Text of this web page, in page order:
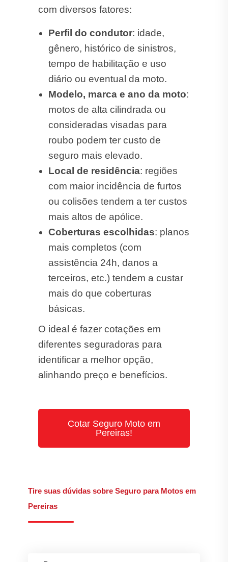
com diversos fatores:
Perfil do condutor: idade,
gênero, histórico de sinistros,
tempo de habilitação e uso
diário ou eventual da moto.
Modelo, marca e ano da moto:
motos de alta cilindrada ou
consideradas visadas para
roubo podem ter custo de
seguro mais elevado.
Local de residência: regiões
com maior incidência de furtos
ou colisões tendem a ter custos
mais altos de apólice.
Coberturas escolhidas: planos
mais completos (com
assistência 24h, danos a
terceiros, etc.) tendem a custar
mais do que coberturas
básicas.
O ideal é fazer cotações em
diferentes seguradoras para
identificar a melhor opção,
alinhando preço e benefícios.
Cotar Seguro Moto em
Pereiras!
Tire suas dúvidas sobre Seguro para Motos em
Pereiras